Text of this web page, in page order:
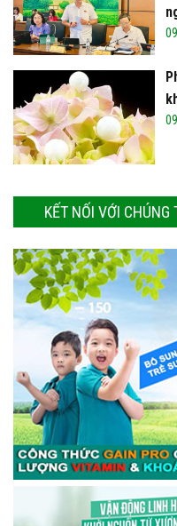
KẾT NỐI VỚI CHÚNG